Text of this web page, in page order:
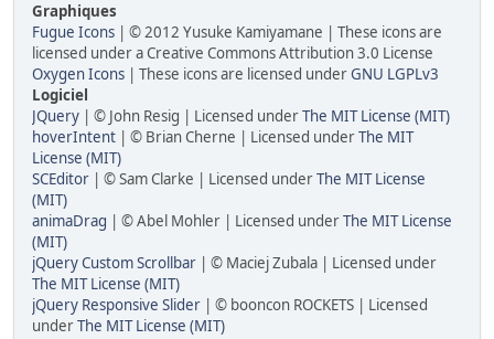
Graphiques
Fugue Icons | © 2012 Yusuke Kamiyamane | These icons are
licensed under a Creative Commons Attribution 3.0 License
Oxygen Icons | These icons are licensed underGNU LGPLv3
Logiciel
JQuery | © John Resig | Licensed underThe MIT License (MIT)
hoverIntent | © Brian Cherne | Licensed underThe MIT
License (MIT)
SCEditor | © Sam Clarke | Licensed underThe MIT License
(MIT)
animaDrag | © Abel Mohler | Licensed underThe MIT License
(MIT)
jQuery Custom Scrollbar | © Maciej Zubala | Licensed under
The MIT License (MIT)
jQuery Responsive Slider | © booncon ROCKETS | Licensed
underThe MIT License (MIT)